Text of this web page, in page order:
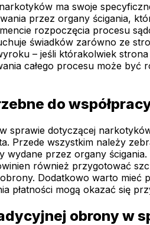
ma swoje
przez organy ścigania,
rozpoczęcia procesu
świadków zarówno ze
– jeśli którakolwiek
całego procesu może
do
sprawie dotyczącej
Przede wszystkim należy
wydane przez organy
również przygotować
Dodatkowo warto
płatności mogą okazać się
obrony w